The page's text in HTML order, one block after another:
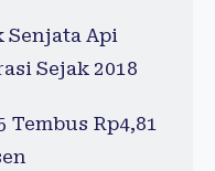
Senjata Api
Sejak 2018
Tembus Rp4,81